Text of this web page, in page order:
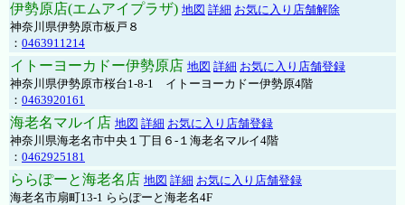
伊勢原店(エムアイプラザ) 地図 詳細 お気に入り店舗解除
神奈川県伊勢原市板戸８
： 0463911214
イトーヨーカドー伊勢原店 地図 詳細 お気に入り店舗登録
神奈川県伊勢原市桜台1-8-1 イトーヨーカドー伊勢原4階
： 0463920161
海老名マルイ店 地図 詳細 お気に入り店舗登録
神奈川県海老名市中央１丁目６-１海老名マルイ4階
： 0462925181
ららぽーと海老名店 地図 詳細 お気に入り店舗登録
海老名市扇町13-1 ららぽーと海老名4F